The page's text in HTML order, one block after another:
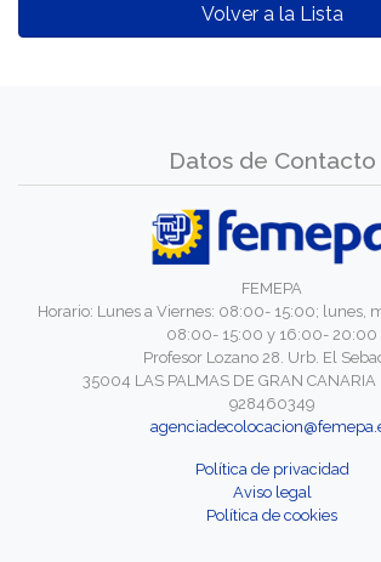
Volver a la Lista
Datos de Contacto
FEMEPA
Horario: Lunes a Viernes: 08:00- 15:00; lunes,
08:00- 15:00 y 16:00- 20:00
Profesor Lozano 28. Urb. El
35004 LAS PALMAS DE GRAN CANARIA
928460349
Política de privacidad
Aviso legal
Política de cookies